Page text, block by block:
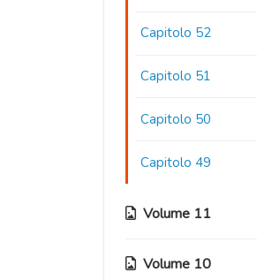
Capitolo 52
Capitolo 51
Capitolo 50
Capitolo 49
Volume 11
Capitolo 48.5
Volume 10